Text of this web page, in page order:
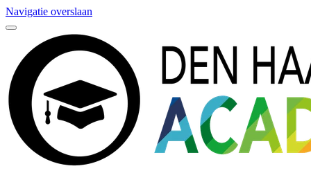
Navigatie overslaan